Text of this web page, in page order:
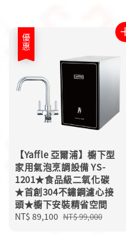
優惠
【Yaffle 亞爾浦】櫥下型
家用氣泡烹調設備 YS-
1201★食品級二氧化碳
★首創304不鏽鋼濾心接
頭★櫥下安裝精省空間
Sale
NT$ 89,100 Regular
NT$ 99,000